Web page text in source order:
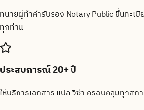
ทนายผู้ทำคำรับรอง Notary Public ขึ้นทะเ
ทุกท่าน
ประสบการณ์ 20+ ปี
ให้บริการเอกสาร แปล วีซ่า ครอบคลุมทุกสถ